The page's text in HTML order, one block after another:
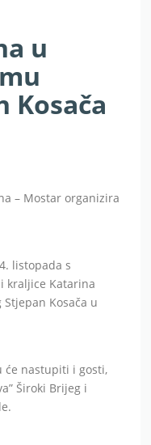
u
Kosača
– Mostar organizira
listopada s
kraljice Katarina
Kosača u
će nastupiti i gosti,
Široki Brijeg i